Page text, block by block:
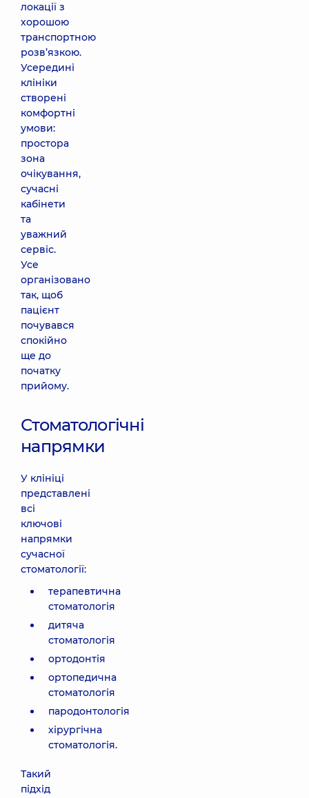
локації з
хорошою
транспортною
розв’язкою.
Усередині
клініки
створені
комфортні
умови:
простора
зона
очікування,
сучасні
кабінети
та
уважний
сервіс.
Усе
організовано
так, щоб
пацієнт
почувався
спокійно
ще до
початку
прийому.
Стоматологічні
напрямки
У клініці
представлені
всі
ключові
напрямки
сучасної
стоматології:
терапевтична
стоматологія
дитяча
стоматологія
ортодонтія
ортопедична
стоматологія
пародонтологія
хірургічна
стоматологія.
Такий
підхід